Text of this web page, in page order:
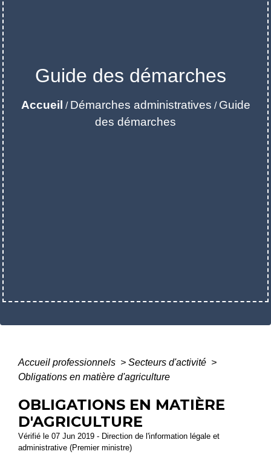
Guide des démarches
Accueil / Démarches administratives / Guide
des démarches
Accueil professionnels > Secteurs d'activité >
Obligations en matière d'agriculture
OBLIGATIONS EN MATIÈRE
D'AGRICULTURE
Vérifié le 07 Jun 2019 - Direction de l'information légale et
administrative (Premier ministre)